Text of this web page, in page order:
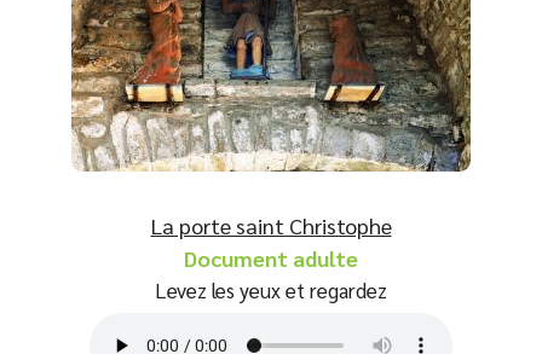
La porte saint Christophe
Document adulte
Levez les yeux et regardez